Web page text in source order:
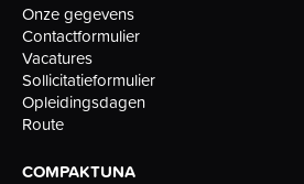
Onze gegevens
Contactformulier
Vacatures
Sollicitatieformulier
Opleidingsdagen
Route
COMPAKTUNA